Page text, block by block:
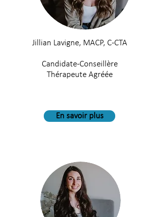
Jillian Lavigne, MACP, C-CTA
Candidate-Conseillère
Thérapeute Agréée
En savoir plus